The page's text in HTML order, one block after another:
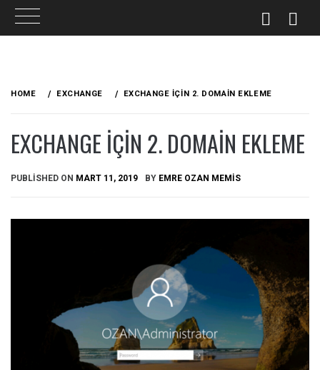
HOME EXCHANGE EXCHANGE IÇIN 2. DOMAIN EKLEME
EXCHANGE IÇIN 2. DOMAIN EKLEME
PUBLISHED ON MART 11, 2019 BY EMRE OZAN MEMIS